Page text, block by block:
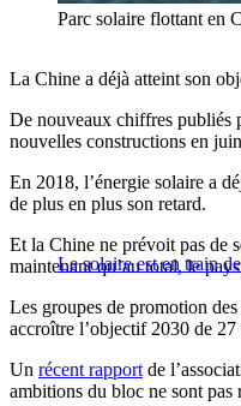
Parc solaire flottant en
La Chine a déjà atteint son
De nouveaux chiffres publiés
nouvelles constructions en
En 2018, l’énergie solaire a
de plus en plus son retard.
Le solaire est en train
Et la Chine ne prévoit pas de
maintenant qu’au total, le
Les groupes de promotion
accroître l’objectif 2030 de 27
Un récent rapport de
ambitions du bloc ne sont pas